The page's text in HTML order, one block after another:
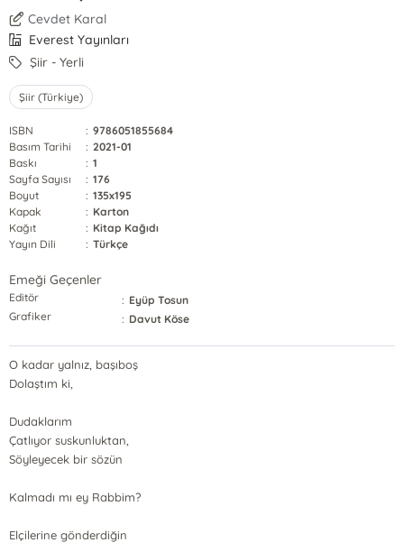
Cevdet Karal
Everest Yayınları
Şiir - Yerli
Şiir (Türkiye)
ISBN : 9786051855684
Basım Tarihi
: 2021-01
Baskı
: 1
Sayfa Sayısı
: 176
Boyut
: 135x195
Kapak
: Karton
Kağıt
: Kitap Kağıdı
Yayın Dili
: Türkçe
Emeği Geçenler
Editör : Eyüp Tosun
Grafiker
: Davut Köse
O kadar yalnız, başıboş
Dolaştım ki,
Dudaklarım
Çatlıyor suskunluktan,
Söyleyecek bir sözün
Kalmadı mı ey Rabbim?
Elçilerine gönderdiğin